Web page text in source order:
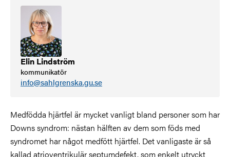
Elin Lindström
kommunikatör
info@sahlgrenska.gu.se
Medfödda hjärtfel är mycket vanligt bland personer som har
Downs syndrom: nästan hälften av dem som föds med
syndromet har något medfött hjärtfel. Det vanligaste är så
kallad atrioventrikulär septumdefekt, som enkelt utryckt